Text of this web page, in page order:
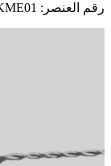
رقم العنصر: